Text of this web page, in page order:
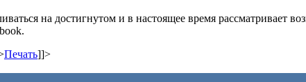
на достигнутом и в настоящее время рассматривает
Печать]]>